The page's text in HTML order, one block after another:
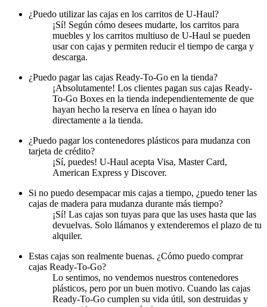
¿Puedo utilizar las cajas en los carritos de U-Haul?
¡Sí! Según cómo desees mudarte, los carritos para
muebles y los carritos multiuso de U-Haul se pueden
usar con cajas y permiten reducir el tiempo de carga y
descarga.
¿Puedo pagar las cajas Ready-To-Go en la tienda?
¡Absolutamente! Los clientes pagan sus cajas Ready-
To-Go Boxes en la tienda independientemente de que
hayan hecho la reserva en línea o hayan ido
directamente a la tienda.
¿Puedo pagar los contenedores plásticos para mudanza con
tarjeta de crédito?
¡Sí, puedes! U-Haul acepta Visa, Master Card,
American Express y Discover.
Si no puedo desempacar mis cajas a tiempo, ¿puedo tener las
cajas de madera para mudanza durante más tiempo?
¡Sí! Las cajas son tuyas para que las uses hasta que las
devuelvas. Solo llámanos y extenderemos el plazo de tu
alquiler.
Estas cajas son realmente buenas. ¿Cómo puedo comprar
cajas Ready-To-Go?
Lo sentimos, no vendemos nuestros contenedores
plásticos, pero por un buen motivo. Cuando las cajas
Ready-To-Go cumplen su vida útil, son destruidas y